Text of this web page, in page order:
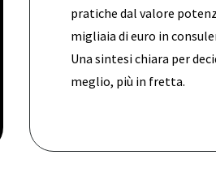
pratiche dal valore
migliaia di euro in
Una sintesi chiara per
meglio, più in fretta.